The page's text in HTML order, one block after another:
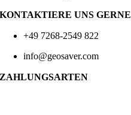
KONTAKTIERE UNS GERNE
+49 7268-2549 822
info@geosaver.com
ZAHLUNGSARTEN